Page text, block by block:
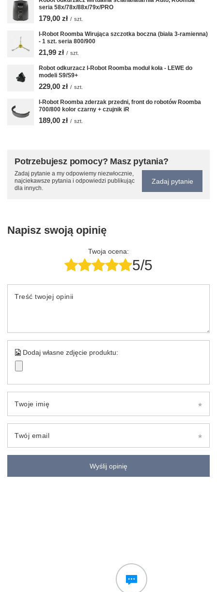
seria 58x/78x/88x/79x/PRO
179,00 zł / szt.
I-Robot Roomba Wirująca szczotka boczna (biała 3-ramienna)
- 1 szt. seria 800/900
21,99 zł / szt.
Robot odkurzacz I-Robot Roomba moduł koła - LEWE do
modeli S9/S9+
229,00 zł / szt.
I-Robot Roomba zderzak przedni, front do robotów Roomba
700/800 kolor czarny + czujnik iR
189,00 zł / szt.
Potrzebujesz pomocy? Masz pytania?
Zadaj pytanie a my odpowiemy niezwłocznie,
najciekawsze pytania i odpowiedzi publikując
dla innych.
Zadaj pytanie
Napisz swoją opinię
Twoja ocena:
5/5
Treść twojej opinii
Dodaj własne zdjęcie produktu:
Twoje imię
Twój email
Wyślij opinię